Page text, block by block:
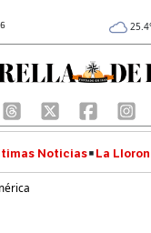
Noticias La